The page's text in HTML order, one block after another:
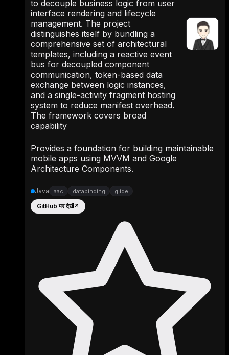
to decouple business logic from user
interface rendering and lifecycle
management. The project
distinguishes itself by bundling a
comprehensive set of architectural
templates, including a reactive event
bus for decoupled component
communication, token-based data
exchange between logic instances,
and a single-activity fragment hosting
system to reduce manifest overhead.
The framework covers broad
capability
Provides a foundation for building maintainable
mobile apps using MVVM and Google
Architecture Components.
Java aac databinding glide
GitHub पर देखें↗